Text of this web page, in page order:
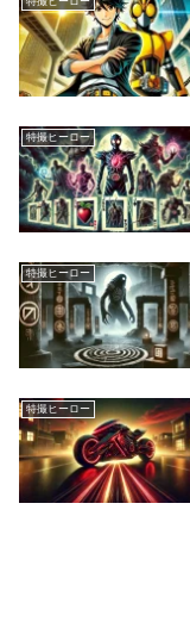
特撮ヒーロー
特撮ヒーロー
特撮ヒーロー